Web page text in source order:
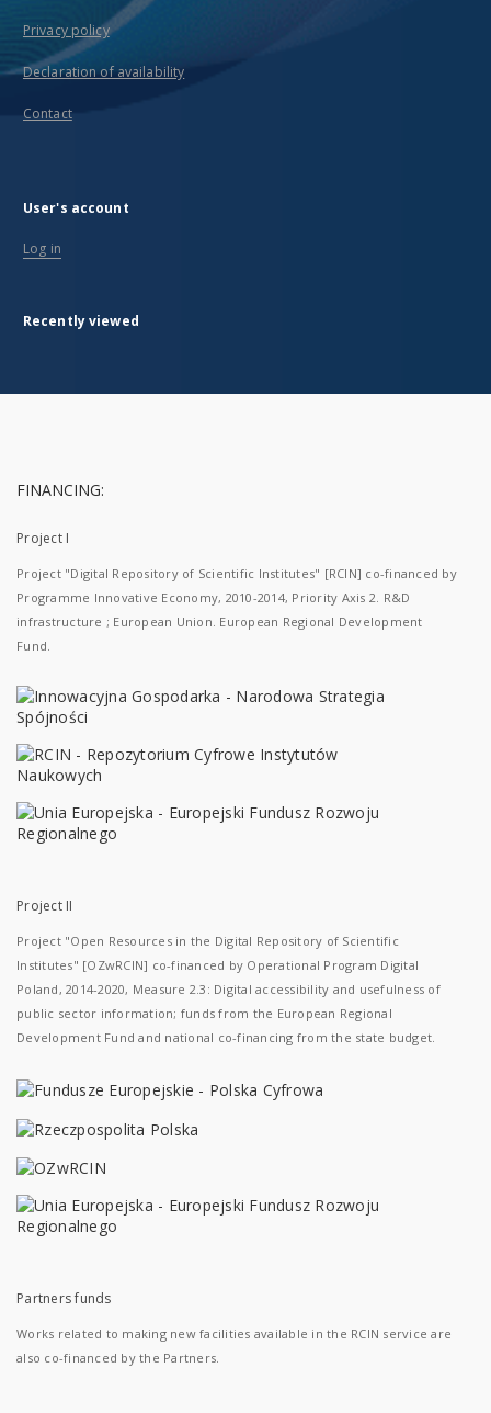
Privacy policy
Declaration of availability
Contact
User's account
Log in
Recently viewed
FINANCING:
Project I
Project "Digital Repository of Scientific Institutes" [RCIN] co-financed by
Programme Innovative Economy, 2010-2014, Priority Axis 2. R&D
infrastructure ; European Union. European Regional Development
Fund.
Project II
Project "Open Resources in the Digital Repository of Scientific
Institutes" [OZwRCIN] co-financed by Operational Program Digital
Poland, 2014-2020, Measure 2.3: Digital accessibility and usefulness of
public sector information; funds from the European Regional
Development Fund and national co-financing from the state budget.
Partners funds
Works related to making new facilities available in the RCIN service are
also co-financed by the Partners.